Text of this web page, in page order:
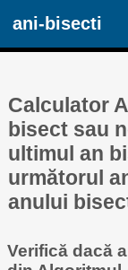
ani-bisecti
Calculator
bisect sau
ultimul an
următorul
anului
Verifică dacă